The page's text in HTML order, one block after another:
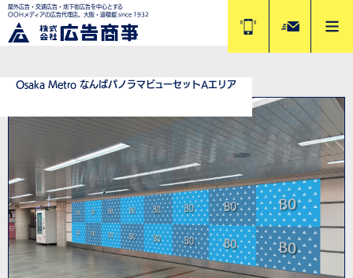
屋外広告・交通広告・地下街広告を中心とする
OOHメディアの広告代理店。大阪・道頓堀 since 1932
Osaka Metro なんばパノラマビューセットAエリア